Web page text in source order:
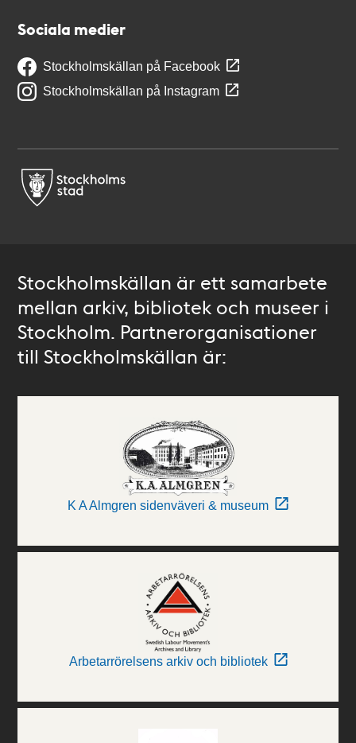
Sociala medier
Stockholmskällan på Facebook
Stockholmskällan på Instagram
Stockholmskällan är ett samarbete
mellan arkiv, bibliotek och museer i
Stockholm. Partnerorganisationer
till Stockholmskällan är:
K A Almgren sidenväveri & museum
Arbetarrörelsens arkiv och bibliotek